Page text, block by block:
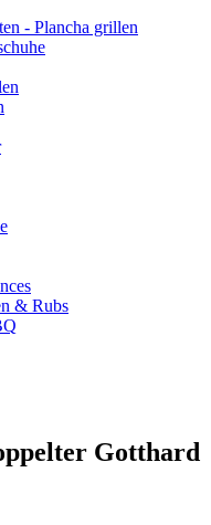
- Plancha grillen
& Rubs
Gotthard